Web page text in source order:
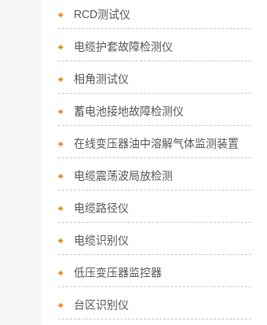
RCD测试仪
电缆护套故障检测仪
相角测试仪
蓄电池接地故障检测仪
在线变压器油中溶解气体监测装置
电缆震荡波局放检测
电缆路径仪
电缆识别仪
低压变压器监控器
台区识别仪